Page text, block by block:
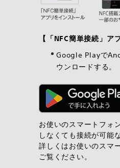
【「NFC簡単接続」ア
Google Playで
ウンロードする。
お使いのスマートフォ
しなくても接続が可能
詳しくはお使いのスマ
ご覧ください。